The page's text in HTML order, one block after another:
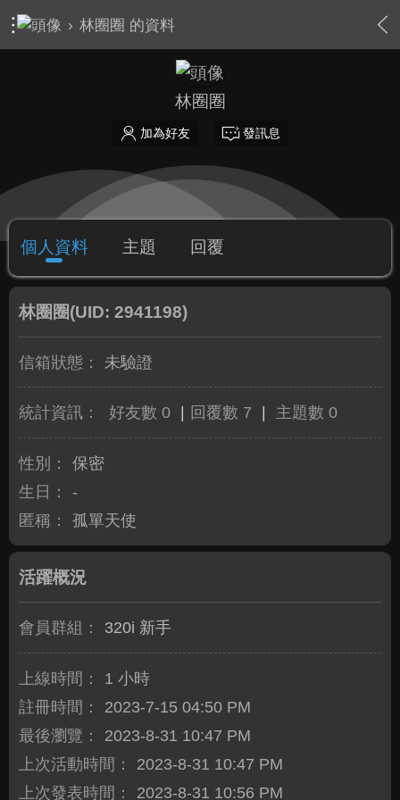
› 林圈圈 的資料
林圈圈
加為好友 發訊息
個人資料 主題 回覆
林圈圈(UID: 2941198)
信箱狀態： 未驗證
統計資訊： 好友數 0 回覆數 7 主題數 0
性別：
保密
生日：
-
匿稱：
孤單天使
活躍概況
會員群組： 320i 新手
上線時間：
1 小時
註冊時間：
2023-7-15 04:50 PM
最後瀏覽：
2023-8-31 10:47 PM
上次活動時間：
2023-8-31 10:47 PM
上次發表時間：
2023-8-31 10:56 PM